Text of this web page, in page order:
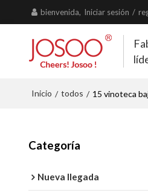
bienvenida, Iniciar sesión /
Inicio / todos / 15 vinoteca
Categoría
Nueva llegada